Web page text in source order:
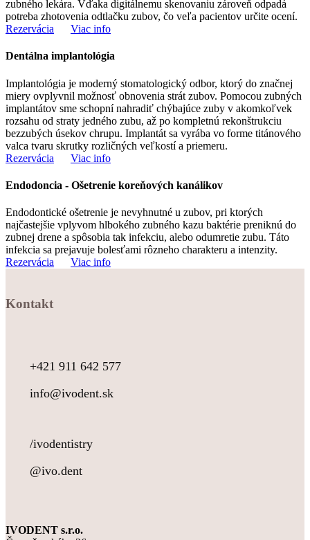
zubného lekára. Vďaka digitálnemu skenovaniu zároveň odpadá
potreba zhotovenia odtlačku zubov, čo veľa pacientov určite ocení.
Rezervácia
Viac info
Dentálna implantológia
Implantológia je moderný stomatologický odbor, ktorý do značnej
miery ovplyvnil možnosť obnovenia strát zubov. Pomocou zubných
implantátov sme schopní nahradiť chýbajúce zuby v akomkoľvek
rozsahu od straty jedného zubu, až po kompletnú rekonštrukciu
bezzubých úsekov chrupu. Implantát sa vyrába vo forme titánového
valca tvaru skrutky rozličných veľkostí a priemeru.
Rezervácia
Viac info
Endodoncia - Ošetrenie koreňových kanálikov
Endodontické ošetrenie je nevyhnutné u zubov, pri ktorých
najčastejšie vplyvom hlbokého zubného kazu baktérie preniknú do
zubnej drene a spôsobia tak infekciu, alebo odumretie zubu. Táto
infekcia sa prejavuje bolesťami rôzneho charakteru a intenzity.
Rezervácia
Viac info
Kontakt
+421 911 642 577
info@ivodent.sk
/ivodentistry
@ivo.dent
IVODENT s.r.o.